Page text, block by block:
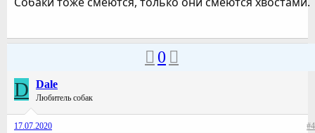
0
D Dale
Любитель собак
17.07.2020 #4